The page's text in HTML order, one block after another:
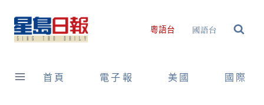
content
粵語台 國語台
首頁 電子報 美國 國際